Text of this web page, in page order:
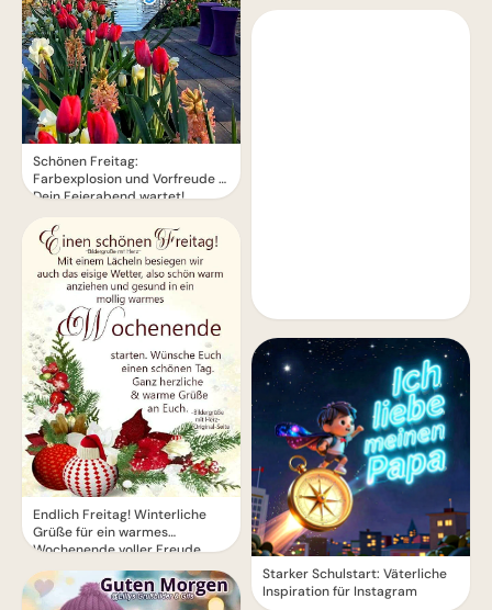
Schönen Freitag:
Farbexplosion und Vorfreude –
Dein Feierabend wartet!
Endlich Freitag! Winterliche
Grüße für ein warmes
Wochenende voller Freude.
Starker Schulstart: Väterliche
Inspiration für Instagram